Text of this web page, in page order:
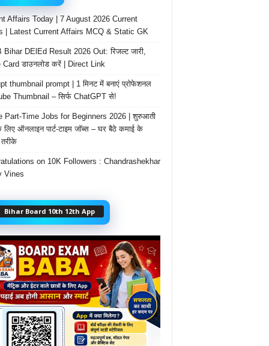
Affairs Today | 7 August 2026 Current
| Latest Current Affairs MCQ & Static GK
Bihar DElEd Result 2026 Out: रिजल्ट जारी,
Card डाउनलोड करें | Direct Link
thumbnail prompt | 1 मिनट में बनाएं प्रोफेशनल
Thumbnail – सिर्फ ChatGPT से!
Part-Time Jobs for Beginners 2026 | शुरुआती
लिए ऑनलाइन पार्ट-टाइम जॉब्स – घर बैठे कमाई के
on 10K Followers : Chandrashekhar
Vines
Bihar Board 10th 12th App